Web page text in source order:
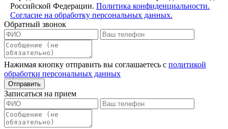
Российской Федерации. Политика конфиденциальности.
Согласие на обработку персональных данных.
Обратный звонок
Нажимая кнопку отправить вы соглашаетесь с политикой
обработки персональных данных
Записаться на прием